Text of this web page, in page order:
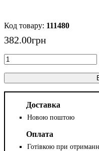
111480
382.00грн
Доставка
Новою поштою
Оплата
Готівкою при